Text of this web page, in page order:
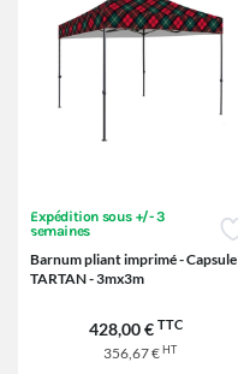
Expédition sous +/- 3
semaines
Barnum pliant imprimé - Capsule
TARTAN - 3mx3m
428,00 € TTC
356,67 €HT